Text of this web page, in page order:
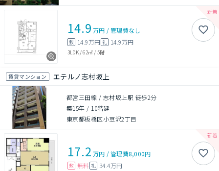
14.9 万円 /管理費なし
敷 14.9万円 礼 14.9万円
3LDK/62㎡ / 5階
賃貸マンション エテルノ志村坂上
都営三田線 / 志村坂上駅 徒歩2分
築15年 / 10階建
東京都板橋区小豆沢2丁目
17.2 万円 /管理費8,000円
敷 無料 礼 34.4万円